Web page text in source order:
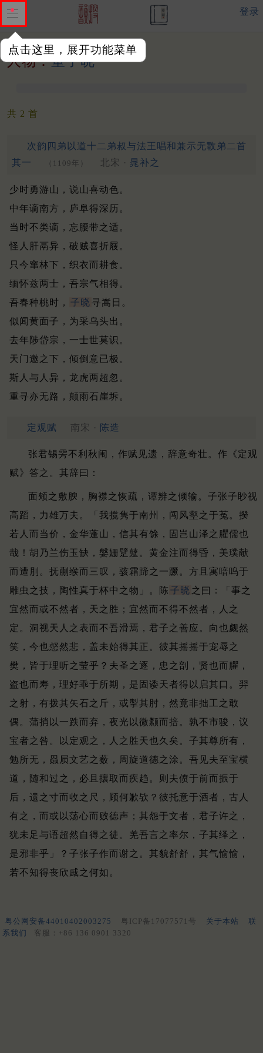
点击这里，展开功能菜单
登录
人物：董子晓
共 2 首
次韵四弟以道十二弟叔与法王唱和兼示无斁弟二首
其一
（1109年） 北宋 · 晁补之
少时勇游山，说山喜动色。
中年谪南方，庐阜得深历。
当时不类谪，忘腰带之适。
怪人肝鬲异，破贼喜折屐。
只今窜林下，织衣而耕食。
缅怀兹两士，吾宗气相得。
吾春种桃时， 子晓寻嵩日。
似闻黄面子，为采乌头出。
去年陟岱宗，一士世莫识。
天门邀之下，倾倒意已极。
斯人与人异，龙虎两超忽。
重寻亦无路，颠雨石崖坼。
定观赋 南宋 · 陈造
张君锡雱不利秋闱，作赋见遗，辞意奇壮。 作《定观
赋》答之。 其辞曰：
面颊之敷腴，胸襟之恢疏，谭辨之倾输。 子张子眇视
高蹈，力雄万夫。
「我揽隽于南州，闯风壑之于菟。 揆
若人而当价，金华蓬山，信其有馀，固岂山泽之臞儒也
哉！ 胡乃兰伤玉缺，媻姗躄躠。 黄金注而得昏，美璞献
而遭刖。 抚蒯缑而三叹，骇霜蹄之一蹶。 方且寓喑呜于
雕虫之技，陶性真于杯中之物」。
陈 子晓 之曰：「事之
宜然而或不然者，天之胜； 宜然而不得不然者，人之
定。 洞视天人之表而不吾滑焉，君子之善应。 向也觑然
笑，今也惄然悲，盖未始得其正。 彼其摇摇于宠辱之
樊，皆于理听之莹乎？ 夫圣之逐，忠之剖，贤也而臞，
盗也而寿，理好乖于所期，是固诿天者得以启其口。 羿
之射，有拨其矢石之斤，或掣其肘，然竟非拙工之敢
偶。 蒲捎以一跌而弃，夜光以微颣而掊。 孰不市骏，议
宝者之咎。
以定观之，人之胜天也久矣。 子其尊所有，
勉所无，赑屃文艺之薮，周旋道德之涂。 吾见夫至宝横
道，随和过之，必且攘取而疾趋。
则夫偾于前而振于
后，遗之寸而收之尺，顾何歉欤？ 彼托意于酒者，古人
有之，而或以荡心而败德声； 其怨于文者，君子许之，
犹未足与语超然自得之徒。 羌吾言之率尔，子其绎之，
是邪非乎」？ 子张子作而谢之。 其貌舒舒，其气愉愉，
若不知得丧欣戚之何如。
粤公网安备44010402003275 粤ICP备17077571号 关于本站
联
系我们
客服：+86 136 0901 3320